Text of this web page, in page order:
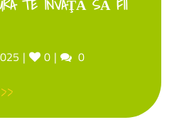
TE ÎNVAŢĂ SĂ FII
0 0